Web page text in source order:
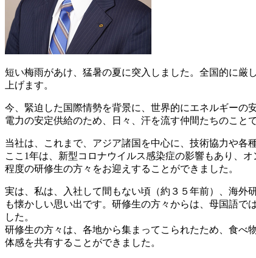
短い梅雨があけ、猛暑の夏に突入しました。全国的に厳
上げます。
今、緊迫した国際情勢を背景に、世界的にエネルギーの
電力の安定供給のため、日々、汗を流す仲間たちのことで
当社は、これまで、アジア諸国を中心に、技術協力や各
ここ1年は、新型コロナウイルス感染症の影響もあり、
程度の研修生の方々をお迎えすることができました。
実は、私は、入社して間もない頃（約３５年前）、海外
も懐かしい思い出です。研修生の方々からは、母国語
した。
研修生の方々は、各地から集まってこられたため、食べ
体感を共有することができました。